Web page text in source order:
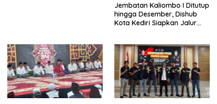
Jembatan Kaliombo I Ditutup
hingga Desember, Dishub
Kota Kediri Siapkan Jalur